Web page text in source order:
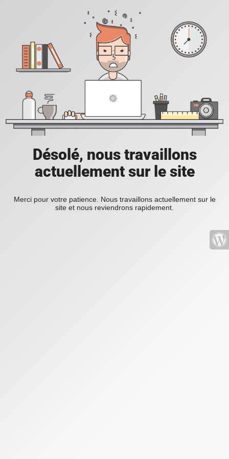
Désolé, nous travaillons
actuellement sur le site
Merci pour votre patience. Nous travaillons actuellement sur le
site et nous reviendrons rapidement.